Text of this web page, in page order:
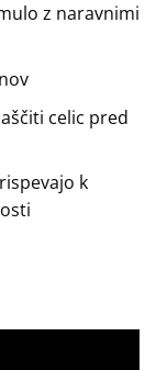
z naravnimi
celic pred
k